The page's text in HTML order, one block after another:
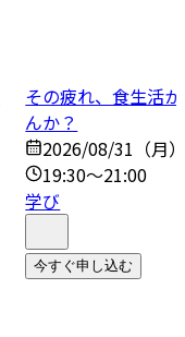
その疲れ、食生活
んか？
2026/08/31（月
19:30～21:00
学び
今すぐ申し込む